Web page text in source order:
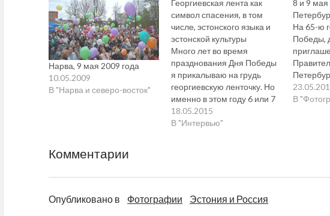
Нарва, 9 мая 2009 года
10.05.2009
В "Нарва и северо-восток"
Георгиевская лента как
символ спасения, в том
числе, эстонского языка и
эстонской культуры
Много лет во время
празднования Дня Победы
я прикалываю на грудь
георгиевскую ленточку. Но
именно в этом году 6 или 7
эстонских журналистов
поинтересовались тем,
остальным
интересующимся просто
18.05.2015
В "Интервью"
8 и 9 мая
На 65-ю
Победы,
поехать.
—
В
Комментарии
Опубликовано в Фотографии Эстония и Россия